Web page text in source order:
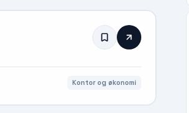
Kontor og økonomi